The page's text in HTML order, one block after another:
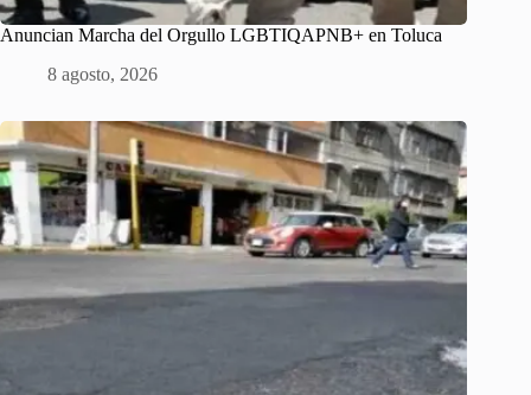
Anuncian Marcha del Orgullo LGBTIQAPNB+ en Toluca
8 agosto, 2026